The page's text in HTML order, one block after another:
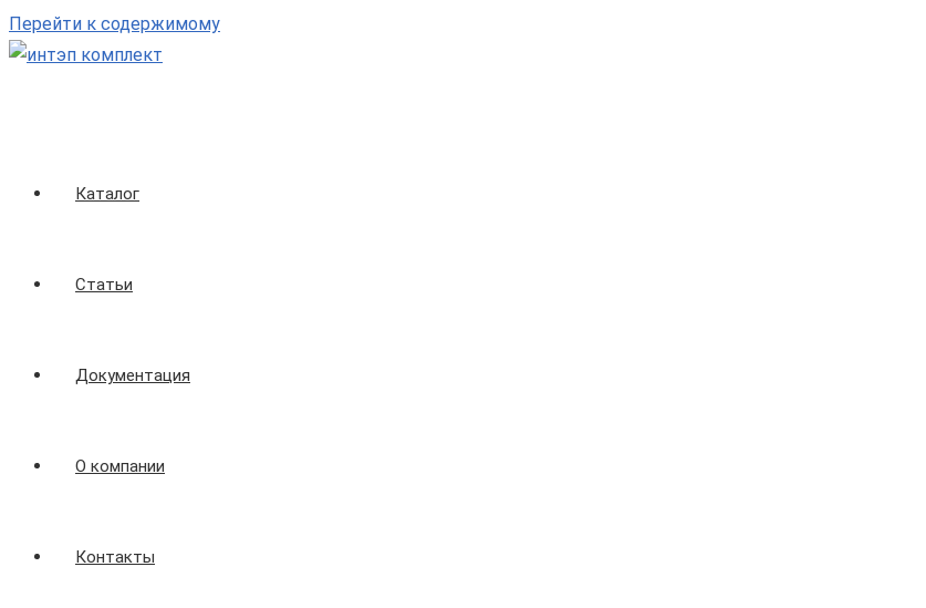
Перейти к содержимому
Каталог
Статьи
Документация
О компании
Контакты